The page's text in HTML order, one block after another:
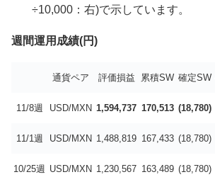
÷10,000：右)で示しています。
週間運用成績(円)
通貨ペア 評価損益 累積SW 確定SW
11/8週 USD/MXN 1,594,737 170,513 (18,780)
11/1週 USD/MXN 1,488,819 167,433 (18,780)
10/25週 USD/MXN 1,230,567 163,489 (18,780)